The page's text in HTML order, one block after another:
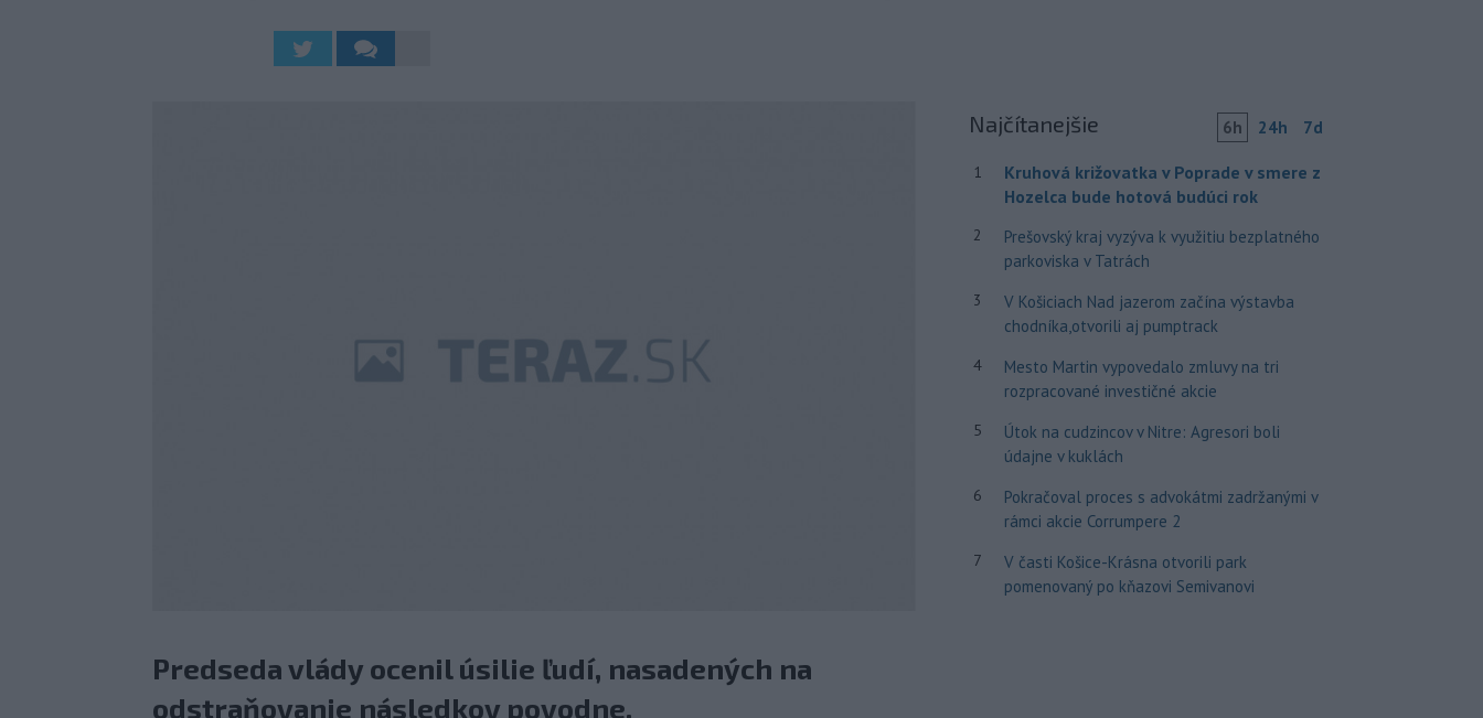
Predseda vlády ocenil úsilie ľudí, nasadených na
odstraňovanie následkov povodne.
Najčítanejšie 6h 24h 7d
1
Kruhová križovatka v Poprade v smere z
Hozelca bude hotová budúci rok
2
Prešovský kraj vyzýva k využitiu bezplatného
parkoviska v Tatrách
3
V Košiciach Nad jazerom začína výstavba
chodníka,otvorili aj pumptrack
4
Mesto Martin vypovedalo zmluvy na tri
rozpracované investičné akcie
5
Útok na cudzincov v Nitre: Agresori boli
údajne v kuklách
6
Pokračoval proces s advokátmi zadržanými v
rámci akcie Corrumpere 2
7
V časti Košice-Krásna otvorili park
pomenovaný po kňazovi Semivanovi